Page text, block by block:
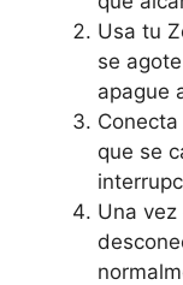
Usa tu
se
apague
que se
Una